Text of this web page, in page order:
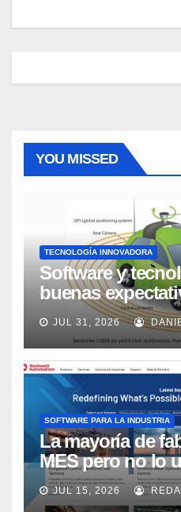
YOU MISSED
TECNOLOGÍA INNOVADORA
Software y
buenas
los próximos 2
Market Watch
JUL 31, 2026
SOFTWARE PARA LA INDUSTRIA
La mayoría de
MES pero no lo
adecuadamente,
Automation
JUL 15, 2026